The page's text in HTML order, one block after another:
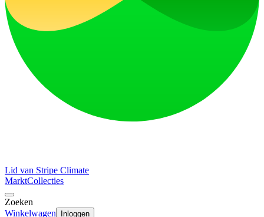
Lid van Stripe Climate
MarktCollecties
Zoeken
Winkelwagen
Inloggen